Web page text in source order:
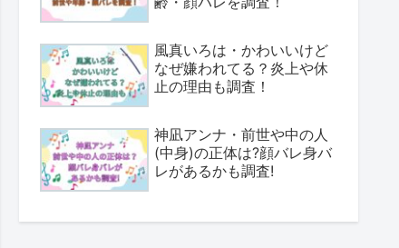
風真いろは・かわいいけど
なぜ嫌われてる？炎上や休
止の理由も調査！
神凪アンナ・前世や中の人
(中身)の正体は?顔バレ身バ
レがあるかも調査!